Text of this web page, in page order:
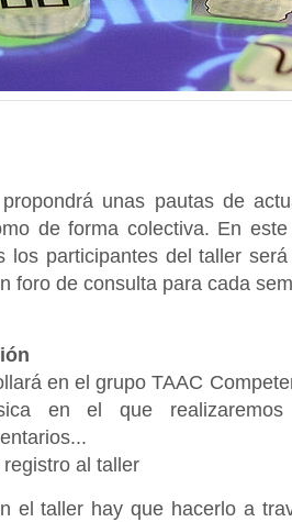
unas pautas de
de forma colectiva. En
los participantes del taller
foro de consulta para cada
en el grupo TAAC
en el que realizaremos
al taller
el taller hay que hacerlo a